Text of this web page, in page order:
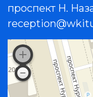
проспект Н.